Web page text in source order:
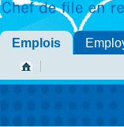
Emplois